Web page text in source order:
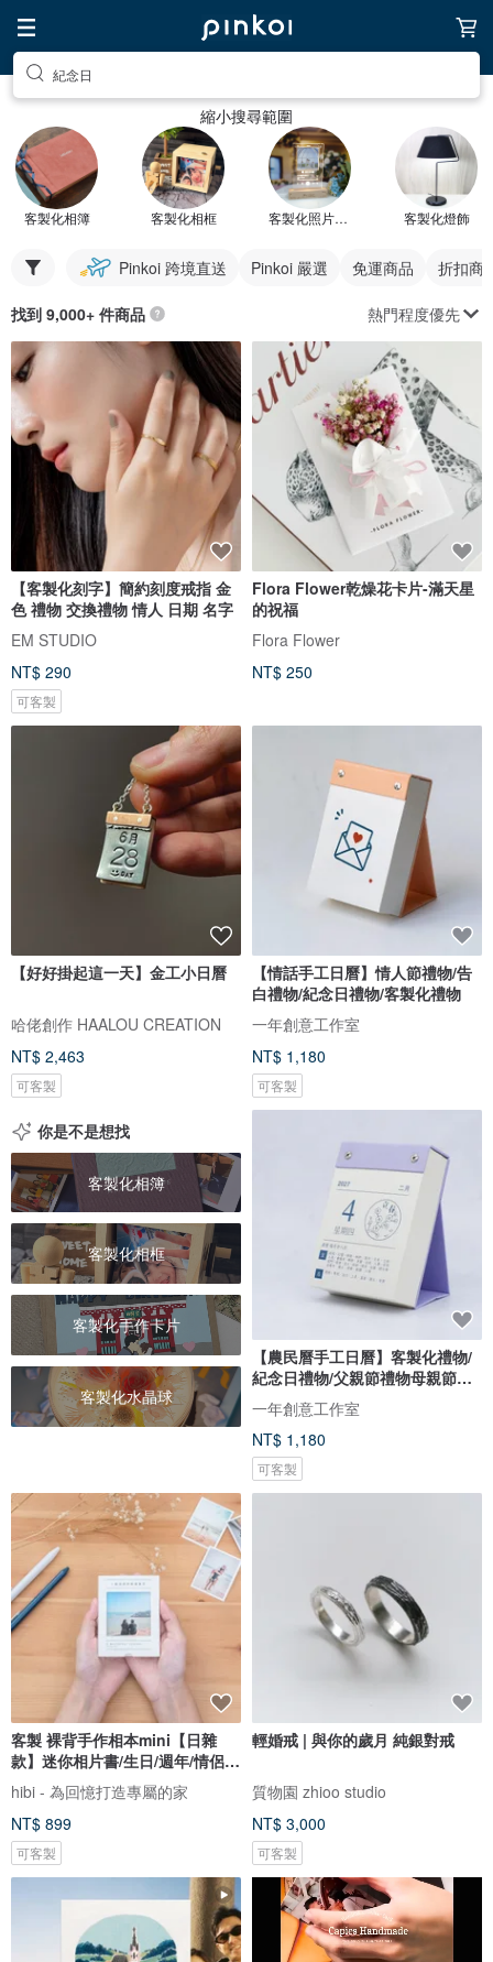
紀念日
縮小搜尋範圍
客製化相簿 客製化相框 客製化照片禮物 客製化燈飾
Pinkoi 跨境直送 Pinkoi 嚴選 免運商品 折扣商
找到 9,000+ 件商品 熱門程度優先
【客製化刻字】簡約刻度戒指 金
色 禮物 交換禮物 情人 日期 名字
EM STUDIO
NT$ 290
可客製
Flora Flower乾燥花卡片-滿天星
的祝福
Flora Flower
NT$ 250
【好好掛起這一天】金工小日曆
哈佬創作 HAALOU CREATION
NT$ 2,463
可客製
【情話手工日曆】情人節禮物/告
白禮物/紀念日禮物/客製化禮物
一年創意工作室
NT$ 1,180
可客製
你是不是想找
客製化相簿
客製化相框
客製化手作卡片
客製化水晶球
【農民曆手工日曆】客製化禮物/
紀念日禮物/父親節禮物母親節禮
一年創意工作室
NT$ 1,180
可客製
客製 裸背手作相本mini【日雜
款】迷你相片書/生日/週年/情侶禮
物
hibi - 為回憶打造專屬的家
NT$ 899
可客製
輕婚戒 | 與你的歲月 純銀對戒
質物園 zhioo studio
NT$ 3,000
可客製